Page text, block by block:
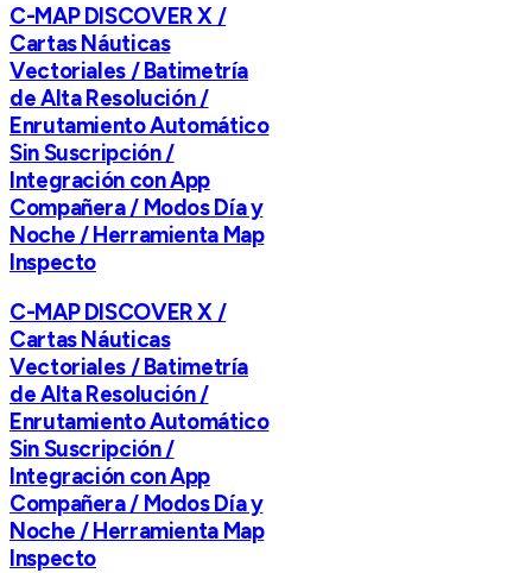
C-MAP DISCOVER X /
Cartas Náuticas
Vectoriales / Batimetría
de Alta Resolución /
Enrutamiento Automático
Sin Suscripción /
Integración con App
Compañera / Modos Día y
Noche / Herramienta Map
Inspecto
C-MAP DISCOVER X /
Cartas Náuticas
Vectoriales / Batimetría
de Alta Resolución /
Enrutamiento Automático
Sin Suscripción /
Integración con App
Compañera / Modos Día y
Noche / Herramienta Map
Inspecto